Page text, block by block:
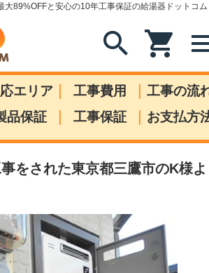
大89%OFFと安心の10年工事保証の給湯器ドットコム
search shopping_cart
エリア | 工事費用 | 工事の流
品保証 | 工事保証 | お支払方
をされた東京都三鷹市のK様よ